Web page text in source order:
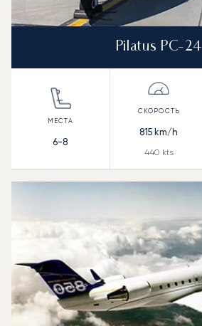
Pilatus PC-24
6-8
815 km/h
440 kts